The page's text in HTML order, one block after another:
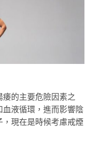
的主要危險因素之
液循環，進而影響陰
現在是時候考慮戒煙